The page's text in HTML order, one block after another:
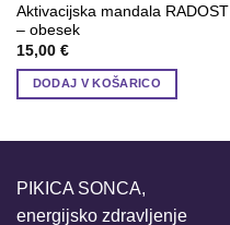
Aktivacijska mandala RADOST
– obesek
15,00 €
DODAJ V KOŠARICO
PIKICA SONCA,
energijsko zdravljenje